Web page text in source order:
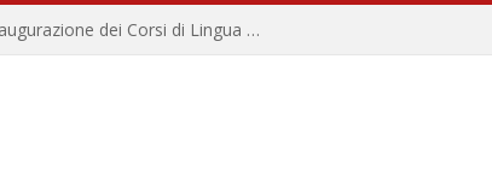
Università per Stranieri di Siena – Inaugurazione dei Corsi di Lingua e Cultura Italiana, 109a annata